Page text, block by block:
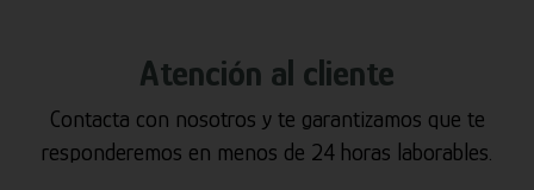
Atención al cliente
Contacta con nosotros y te garantizamos que te
responderemos en menos de 24 horas laborables.